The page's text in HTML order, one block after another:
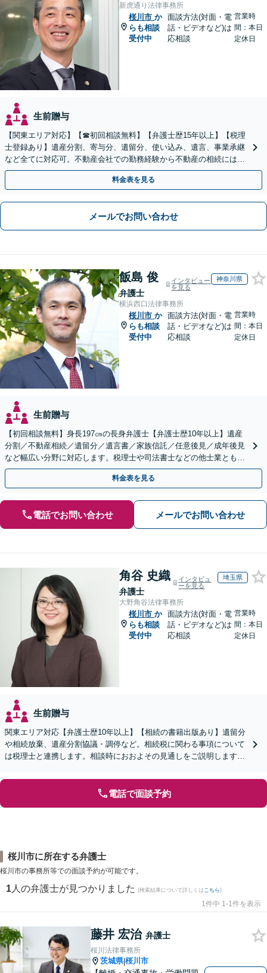
新虎通り法律事務所
桜川市 か
らも相談
受付中
面談方法(対面・電
話・ビデオなど)は
応相談
営業時
間：本日
定休日
生前贈与
【関東エリア対応】【☎︎初回相談無料】【弁護士歴15年以上】【税理
士登録あり】遺産分割、寄与分、遺留分、使い込み、遺言、事業承継
など全てに対応可。不動産会社での勤務経験から不動産の相続には特
に的確に対応【出張サービス】【夜間・休日面談】
料金表を見る
メールでお問い合わせ
飯島 俊
弁護士
インタビュー
を見る
神奈川県
横浜西口法律事務所
桜川市 か
らも相談
受付中
面談方法(対面・電
話・ビデオなど)は
応相談
営業時
間：本日
定休日
生前贈与
【初回相談無料】身長197㎝の長身弁護士【弁護士歴10年以上】遺産
分割／不動産相続／遺留分／遺言書／家族信託／任意後見／成年後見
など幅広い分野に対応します。税理士や司法書士などの他士業とも連
携【出張相談】【夜間・休日面談】【横浜駅7分】
料金表を見る
電話でお問い合わせ メールでお問い合わせ
角谷 史織
弁護士
インタビュ
ーを見る
埼玉県
大野角谷法律事務所
桜川市 か
らも相談
受付中
面談方法(対面・電
話・ビデオなど)は
応相談
営業時
間：本日
定休日
生前贈与
関東エリア対応【弁護士歴10年以上】【相続の書籍出版あり】遺留分
や相続放棄、遺産分割協議・調停など。相続税に関わる事項について
は税理士と連携します。相談時におおよその見通しをご説明します
電話で面談予約
桜川市に所在する弁護士
桜川市の事務所等での面談予約が可能です。
1 人の弁護士が見つかりました (検索結果について詳しくは こちら)
1件中 1-1件を表示
藤井 宏治 弁護士
桜川法律事務所
茨城県|桜川市